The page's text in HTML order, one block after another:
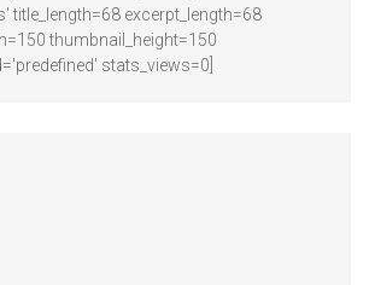
title_length=68 excerpt_length=68
thumbnail_height=150
stats_views=0]